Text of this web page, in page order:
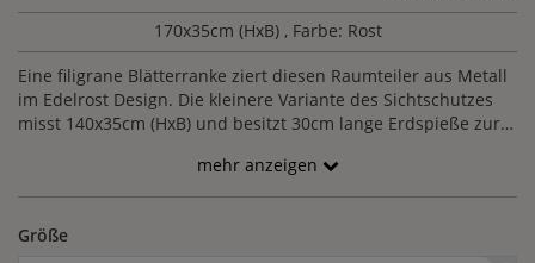
170x35cm (HxB) , Farbe: Rost
Eine filigrane Blätterranke ziert diesen Raumteiler aus Metall
im Edelrost Design. Die kleinere Variante des Sichtschutzes
misst 140x35cm (HxB) und besitzt 30cm lange Erdspieße zur
misst und mit 25cm langen Spießen im Boden befestigt
werden kann.
mehr anzeigen
Größe